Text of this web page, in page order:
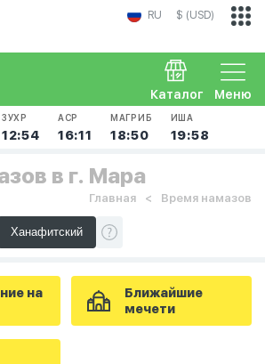
RU $ (USD)
Меню
Каталог
ЗУХР
12:54
АСР
16:11
МАГРИБ
18:50
ИША
19:58
в г. Мара
Главная Время намазов
на
Ближайшие
мечети